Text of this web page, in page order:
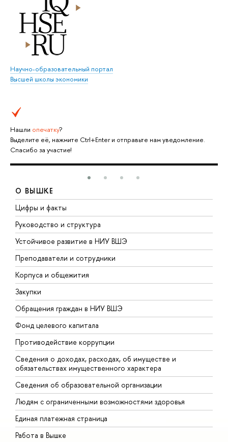
Научно-образовательный портал
Высшей школы экономики
Нашли опечатку?
Выделите её, нажмите Ctrl+Enter и отправьте нам уведомление.
Спасибо за участие!
О ВЫШКЕ
Цифры и факты
Руководство и структура
Устойчивое развитие в НИУ ВШЭ
Преподаватели и сотрудники
Корпуса и общежития
Закупки
Обращения граждан в НИУ ВШЭ
Фонд целевого капитала
Противодействие коррупции
Сведения о доходах, расходах, об имуществе и
обязательствах имущественного характера
Сведения об образовательной организации
Людям с ограниченными возможностями здоровья
Единая платежная страница
Работа в Вышке